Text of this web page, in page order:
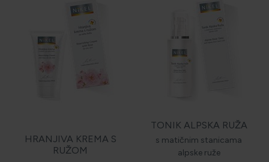
HRANJIVA KREMA S
RUŽOM
TONIK ALPSKA RUŽA
s matičnim stanicama
alpske ruže